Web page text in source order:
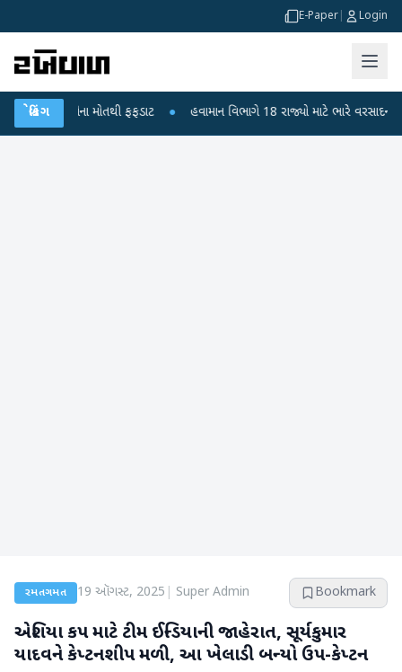
E-Paper Login
બ્રેકિંગ
મોતથી ફફડાટ ● હવામાન વિભાગે 18 રાજ્યો માટે ભારે વરસાદની ચેતવણી
રમતગમત 19 ઑગસ્ટ, 2025 Super Admin Bookmark
એશિયા કપ માટે ટીમ ઈન્ડિયાની જાહેરાત, સૂર્યકુમાર
યાદવને કેપ્ટનશીપ મળી, આ ખેલાડી બન્યો ઉપ-કેપ્ટન